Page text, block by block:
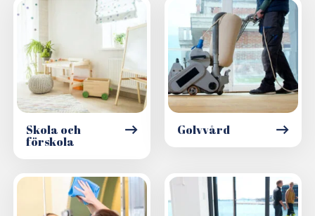
Skola och
förskola
Golvvård